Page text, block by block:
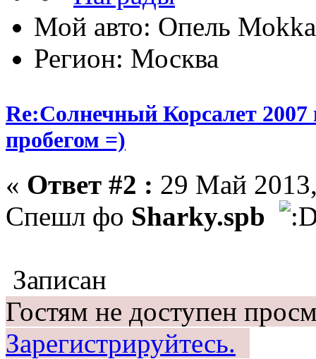
Мой авто: Опель
Регион: Москва
Re:Солнечный Корсалет
пробегом =)
« Ответ #2 : 29 Май
Спешл фо Sharky.spb
Записан
Гостям не доступен
Зарегистрируйтесь.